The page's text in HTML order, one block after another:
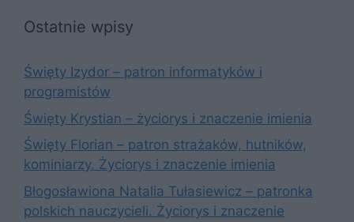
Ostatnie wpisy
Święty Izydor – patron informatyków i
programistów
Święty Krystian – życiorys i znaczenie imienia
Święty Florian – patron strażaków, hutników,
kominiarzy. Życiorys i znaczenie imienia
Błogosławiona Natalia Tułasiewicz – patronka
polskich nauczycieli. Życiorys i znaczenie